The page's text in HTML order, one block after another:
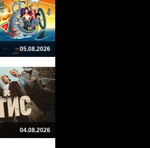
05.08.2026
04.08.2026